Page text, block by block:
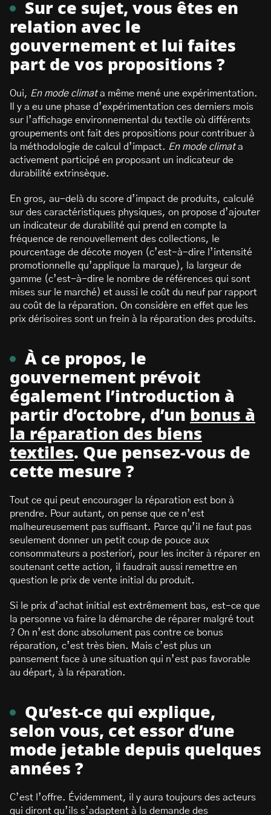
Sur ce sujet, vous êtes en
relation avec le
gouvernement et lui faites
part de vos propositions ?
Oui, En mode climata même mené une expérimentation.
Il y a eu une phase d’expérimentation ces derniers mois
sur l’affichage environnemental du textile où différents
groupements ont fait des propositions pour contribuer à
la méthodologie de calcul d’impact. En mode climata
activement participé en proposant un indicateur de
durabilité extrinsèque.
En gros, au-delà du score d’impact de produits, calculé
sur des caractéristiques physiques, on propose d’ajouter
un indicateur de durabilité qui prend en compte la
fréquence de renouvellement des collections, le
pourcentage de décote moyen (c’est-à-dire l’intensité
promotionnelle qu’applique la marque), la largeur de
gamme (c’est-à-dire le nombre de références qui sont
mises sur le marché) et aussi le coût du neuf par rapport
au coût de la réparation. On considère en effet que les
prix dérisoires sont un frein à la réparation des produits.
À ce propos, le
gouvernement prévoit
également l’introduction à
partir d’octobre, d’un bonus à
la réparation des biens
textiles. Que pensez-vous de
cette mesure ?
Tout ce qui peut encourager la réparation est bon à
prendre. Pour autant, on pense que ce n’est
malheureusement pas suffisant. Parce qu’il ne faut pas
seulement donner un petit coup de pouce aux
consommateurs a posteriori, pour les inciter à réparer en
soutenant cette action, il faudrait aussi remettre en
question le prix de vente initial du produit.
Si le prix d’achat initial est extrêmement bas, est-ce que
la personne va faire la démarche de réparer malgré tout
? On n’est donc absolument pas contre ce bonus
réparation, c’est très bien. Mais c’est plus un
pansement face à une situation qui n’est pas favorable
au départ, à la réparation.
Qu’est-ce qui explique,
selon vous, cet essor d’une
mode jetable depuis quelques
années ?
C’est l’offre. Évidemment, il y aura toujours des acteurs
qui diront qu’ils s’adaptent à la demande des